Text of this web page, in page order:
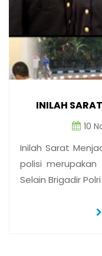
INILAH
10
Inilah Sarat
polisi
Selain Brigadir